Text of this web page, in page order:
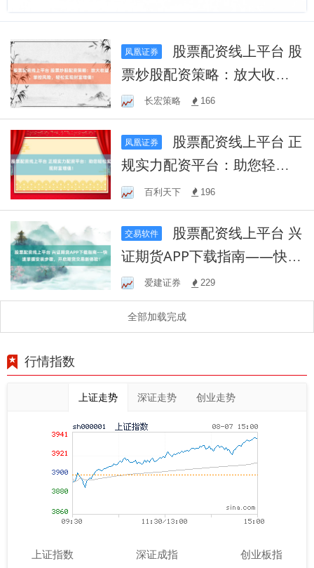
凤凰证券
票炒股配资策略：放大收
益，掌控风险，轻松实现财
富增值！
长宏策略 166
凤凰证券
规实力配资平台：助您轻松
实现财富增值！
百利天下 196
交易软件
证期货APP下载指南——快速
掌握安装步骤，开启期货交
易新体验！
爱建证券 229
全部加载完成
行情指数
上证走势 深证走势 创业走势
上证指数 深证成指 创业板指